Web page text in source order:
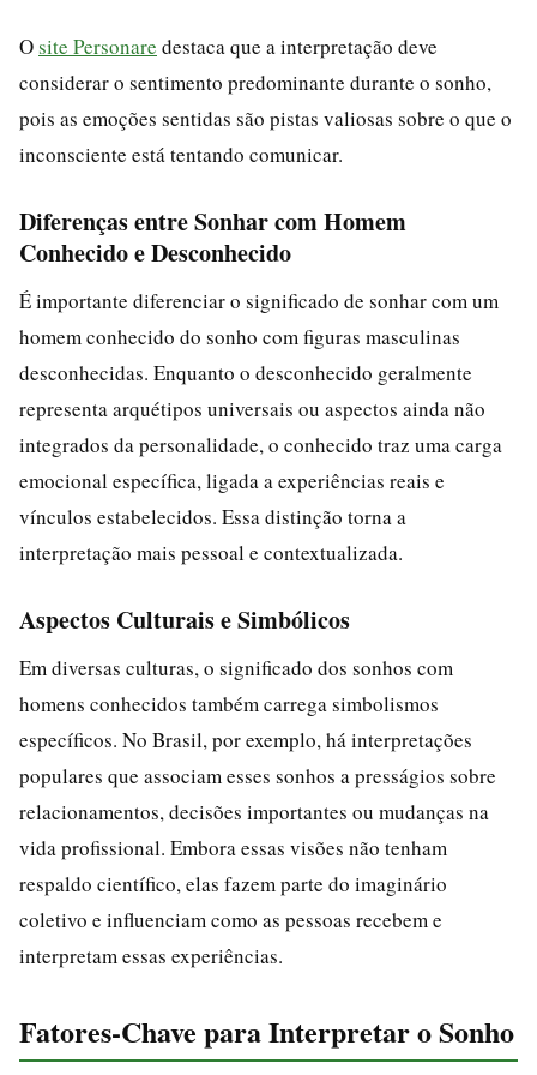
Osite Personare destaca que a interpretação deve
considerar o sentimento predominante durante o sonho,
pois as emoções sentidas são pistas valiosas sobre o que o
inconsciente está tentando comunicar.
Diferenças entre Sonhar com Homem
Conhecido e Desconhecido
É importante diferenciar o significado de sonhar com um
homem conhecido do sonho com figuras masculinas
desconhecidas. Enquanto o desconhecido geralmente
representa arquétipos universais ou aspectos ainda não
integrados da personalidade, o conhecido traz uma carga
emocional específica, ligada a experiências reais e
vínculos estabelecidos. Essa distinção torna a
interpretação mais pessoal e contextualizada.
Aspectos Culturais e Simbólicos
Em diversas culturas, o significado dos sonhos com
homens conhecidos também carrega simbolismos
específicos. No Brasil, por exemplo, há interpretações
populares que associam esses sonhos a presságios sobre
relacionamentos, decisões importantes ou mudanças na
vida profissional. Embora essas visões não tenham
respaldo científico, elas fazem parte do imaginário
coletivo e influenciam como as pessoas recebem e
interpretam essas experiências.
Fatores-Chave para Interpretar o Sonho